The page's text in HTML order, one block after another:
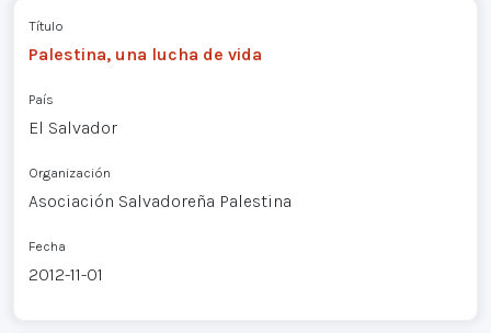
Título
Palestina, una lucha de vida
País
El Salvador
Organización
Asociación Salvadoreña Palestina
Fecha
2012-11-01